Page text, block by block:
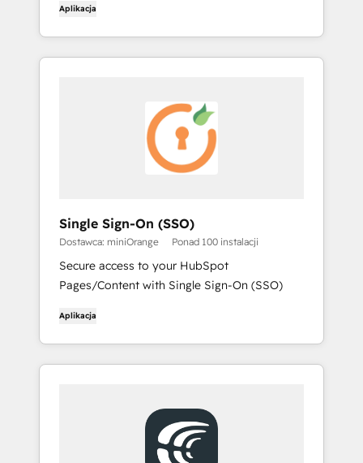
Aplikacja
Single Sign-On (SSO)
Dostawca: miniOrange Ponad 100 instalacji
Secure access to your HubSpot
Pages/Content with Single Sign-On (SSO)
Aplikacja